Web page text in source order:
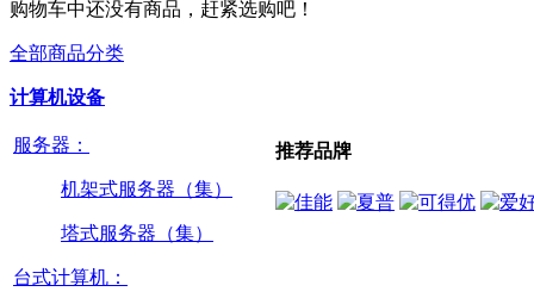
购物车中还没有商品，赶紧选购吧！
全部商品分类
计算机设备
服务器：
机架式服务器（集）
塔式服务器（集）
台式计算机：
推荐品牌